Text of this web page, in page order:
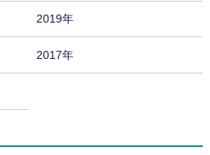
2019年
2017年